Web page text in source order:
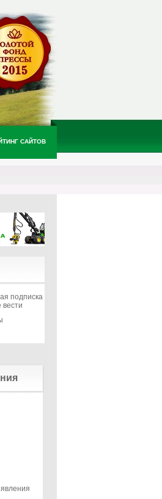
САЙТОВ
подписка на
вести